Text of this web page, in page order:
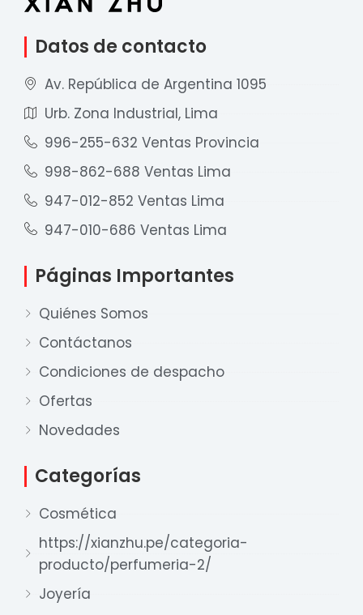
Datos de contacto
Av. República de Argentina 1095
Urb. Zona Industrial, Lima
996-255-632 Ventas Provincia
998-862-688 Ventas Lima
947-012-852 Ventas Lima
947-010-686 Ventas Lima
Páginas Importantes
Quiénes Somos
Contáctanos
Condiciones de despacho
Ofertas
Novedades
Categorías
Cosmética
https://xianzhu.pe/categoria-
producto/perfumeria-2/
Joyería
para responder a sus preguntas. ¡Lo
Disponible
Ventas Lima 1